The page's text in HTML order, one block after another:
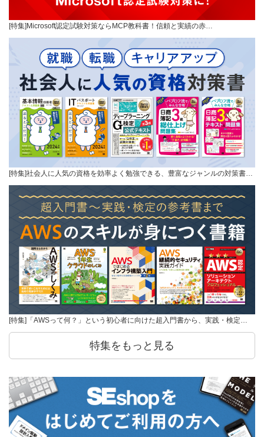
[特集]Microsoft認定試験対策ならMCP教科書！信頼と実績の赤…
[特集]社会人に人気の資格を効率よく勉強できる、豊富なジャンルの対策書…
[特集]「AWSって何？」という初心者に向けた超入門書から、実践・検定…
特集をもっと見る